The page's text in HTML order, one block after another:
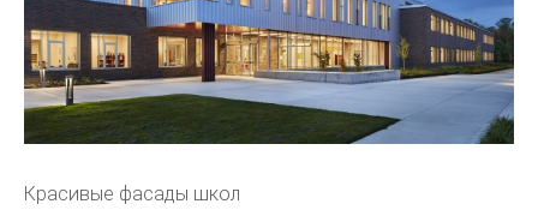
Красивые фасады школ